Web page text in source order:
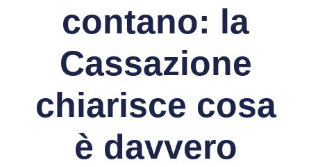
contano: la
Cassazione
chiarisce cosa
è davvero